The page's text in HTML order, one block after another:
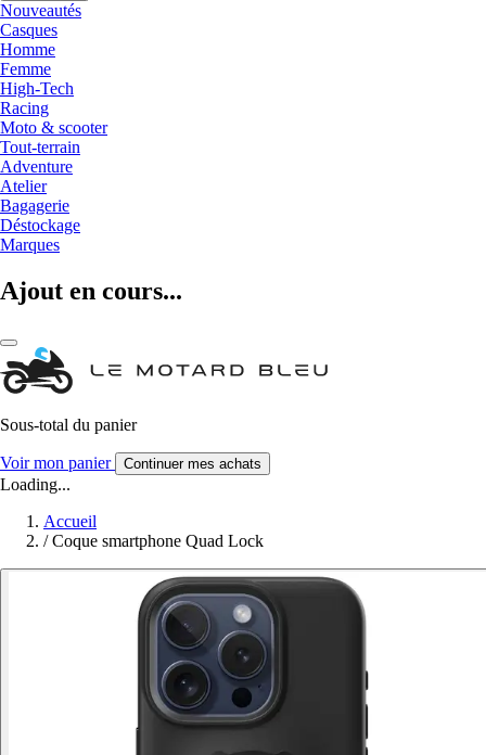
Nouveautés
Casques
Homme
Femme
High-Tech
Racing
Moto & scooter
Tout-terrain
Adventure
Atelier
Bagagerie
Déstockage
Marques
Ajout en cours...
Sous-total du panier
Voir mon panier Continuer mes achats
Loading...
Accueil
/ Coque smartphone Quad Lock